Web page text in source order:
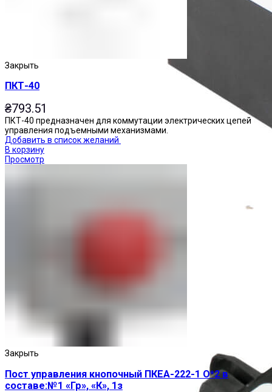
Закрыть
ПКТ-40
₴793.51
ПКТ-40 предназначен для коммутации электрических цепей
управления подъемными механизмами.
Добавить в список желаний
В корзину
Просмотр
Закрыть
Пост управления кнопочный ПКЕА-222-1 О*2 в
составе:№1 «Гр», «К», 1з